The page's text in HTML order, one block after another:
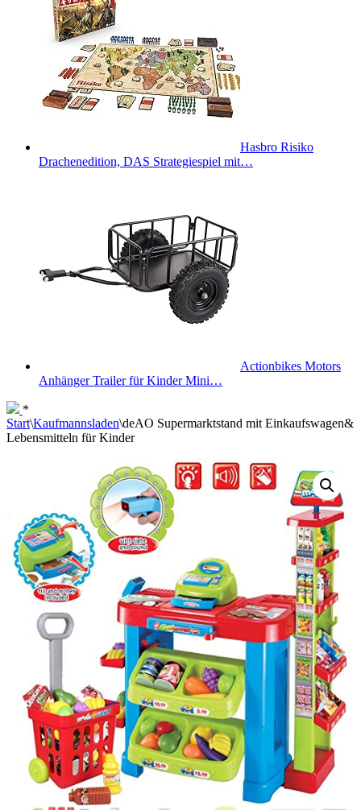
Hasbro Risiko
Drachenedition, DAS Strategiespiel mit…
Actionbikes Motors
Anhänger Trailer für Kinder Mini…
*
Start\Kaufmannsladen\deAO Supermarktstand mit Einkaufswagen&
Lebensmitteln für Kinder